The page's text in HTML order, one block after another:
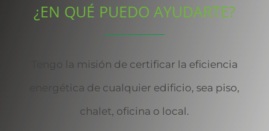
¿EN QUÉ PUEDO AYUDARTE?
Tengo la misión de certificar la eficiencia
energética de cualquier edificio, sea piso,
chalet, oficina o local.